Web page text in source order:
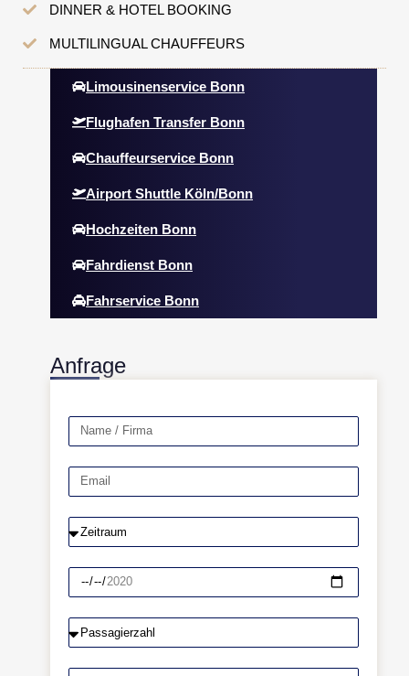
DINNER & HOTEL BOOKING
MULTILINGUAL CHAUFFEURS
Limousinenservice Bonn
Flughafen Transfer Bonn
Chauffeurservice Bonn
Airport Shuttle Köln/Bonn
Hochzeiten Bonn
Fahrdienst Bonn
Fahrservice Bonn
Anfrage